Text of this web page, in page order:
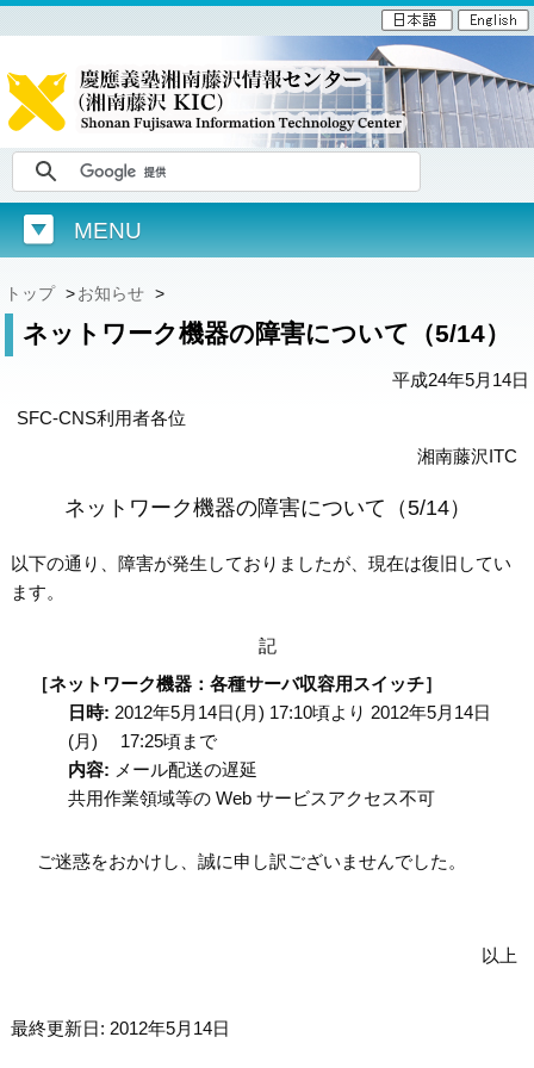
MENU
トップ >お知らせ >
ネットワーク機器の障害について（5/14）
平成24年5月14日
SFC-CNS利用者各位
湘南藤沢ITC
ネットワーク機器の障害について（5/14）
以下の通り、障害が発生しておりましたが、現在は復旧してい
ます。
記
［ネットワーク機器：各種サーバ収容用スイッチ］
日時: 2012年5月14日(月) 17:10頃より 2012年5月14日
(月) 17:25頃まで
内容: メール配送の遅延
共用作業領域等の Web サービスアクセス不可
ご迷惑をおかけし、誠に申し訳ございませんでした。
以上
最終更新日: 2012年5月14日